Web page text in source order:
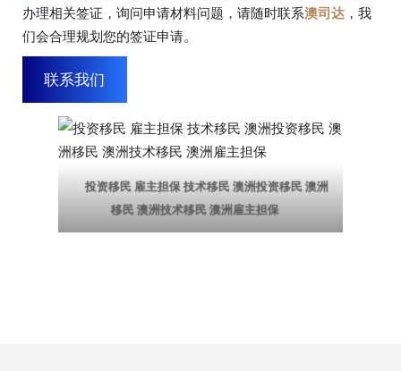
办理相关签证，询问申请材料问题，请随时联系澳司达 ，我
们会合理规划您的签证申请。
联系我们
投资移民 雇主担保 技术移民 澳洲投资移民 澳洲
移民 澳洲技术移民 澳洲雇主担保